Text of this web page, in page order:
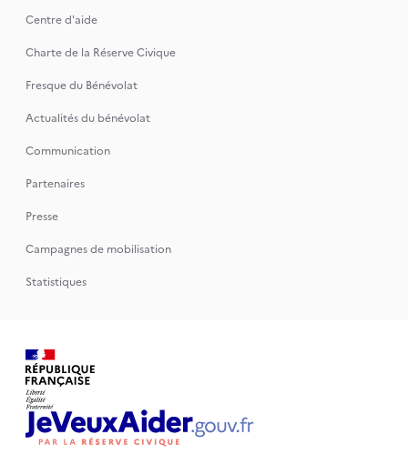
Centre d'aide
Charte de la Réserve Civique
Fresque du Bénévolat
Actualités du bénévolat
Communication
Partenaires
Presse
Campagnes de mobilisation
Statistiques